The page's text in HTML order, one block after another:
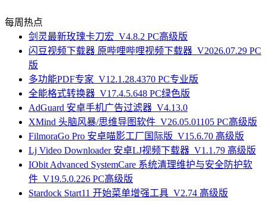
每周热点
剑灵最新玫瑰卡刀宏_V4.8.2 PC高级版
闪豆视频下载器 原哔哩哔哩视频下载器_V2026.07.29 PC
版
多功能PDF专家_V12.1.28.4370 PC专业版
全能格式转换器_V17.4.5.648 PC绿色版
AdGuard 安卓手机广告过滤器_V4.13.0
XMind 头脑风暴/思维导图软件_V26.05.01105 PC高级版
FilmoraGo Pro 安卓喵影工厂国际版_V15.6.70 高级版
Lj Video Downloader 安卓LJ视频下载器_V1.1.79 高级版
IObit Advanced SystemCare 系统清理维护与安全防护软
件_V19.5.0.226 PC高级版
Stardock Start11 开始菜单增强工具_V2.74 高级版